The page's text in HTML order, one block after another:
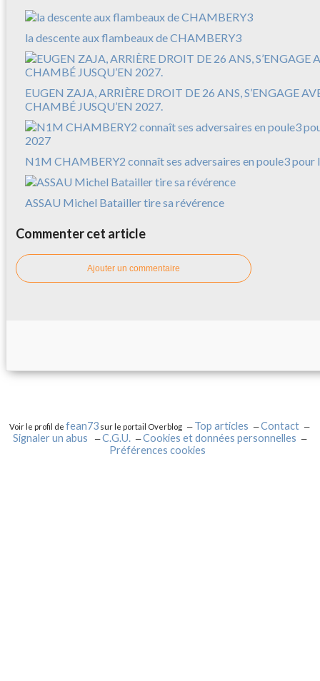
la descente aux flambeaux de CHAMBERY3
EUGEN ZAJA, ARRIÈRE DROIT DE 26 ANS, S’ENGAGE
CHAMBÉ JUSQU’EN 2027.
N1M CHAMBERY2 connaît ses adversaires en poule3 pour
ASSAU Michel Batailler tire sa révérence
Commenter cet article
Ajouter un commentaire
Voir le profil defean73 sur le portail Overblog Top articles
Contact
Signaler un abus
C.G.U.
Cookies et données personnelles
Préférences cookies